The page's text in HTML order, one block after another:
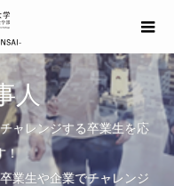
人
ャレンジする卒業生を応
！
業生や企業でチャレンジ